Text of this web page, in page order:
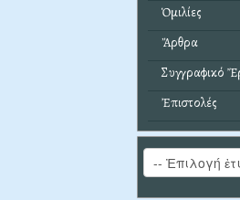
Ὁμιλίες
Ἄρθρα
Συγγραφικό
Ἐπιστολές